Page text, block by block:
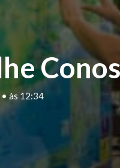
às 12:34